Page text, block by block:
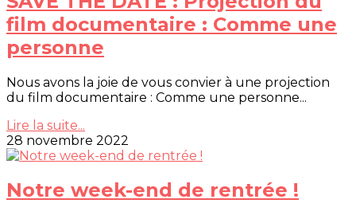
film documentaire : Comme une
personne
Nous avons la joie de vous convier à une projection
du film documentaire : Comme une personne...
Lire la suite...
28 novembre 2022
Notre week-end de rentrée !